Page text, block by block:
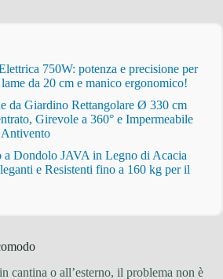
750W: potenza e precisione per
da 20 cm e manico ergonomico!
da Giardino Rettangolare Ø 330 cm
Girevole a 360° e Impermeabile
Antivento
a Dondolo JAVA in Legno di Acacia
e Resistenti fino a 160 kg per il
cantina o all’esterno, il problema non è